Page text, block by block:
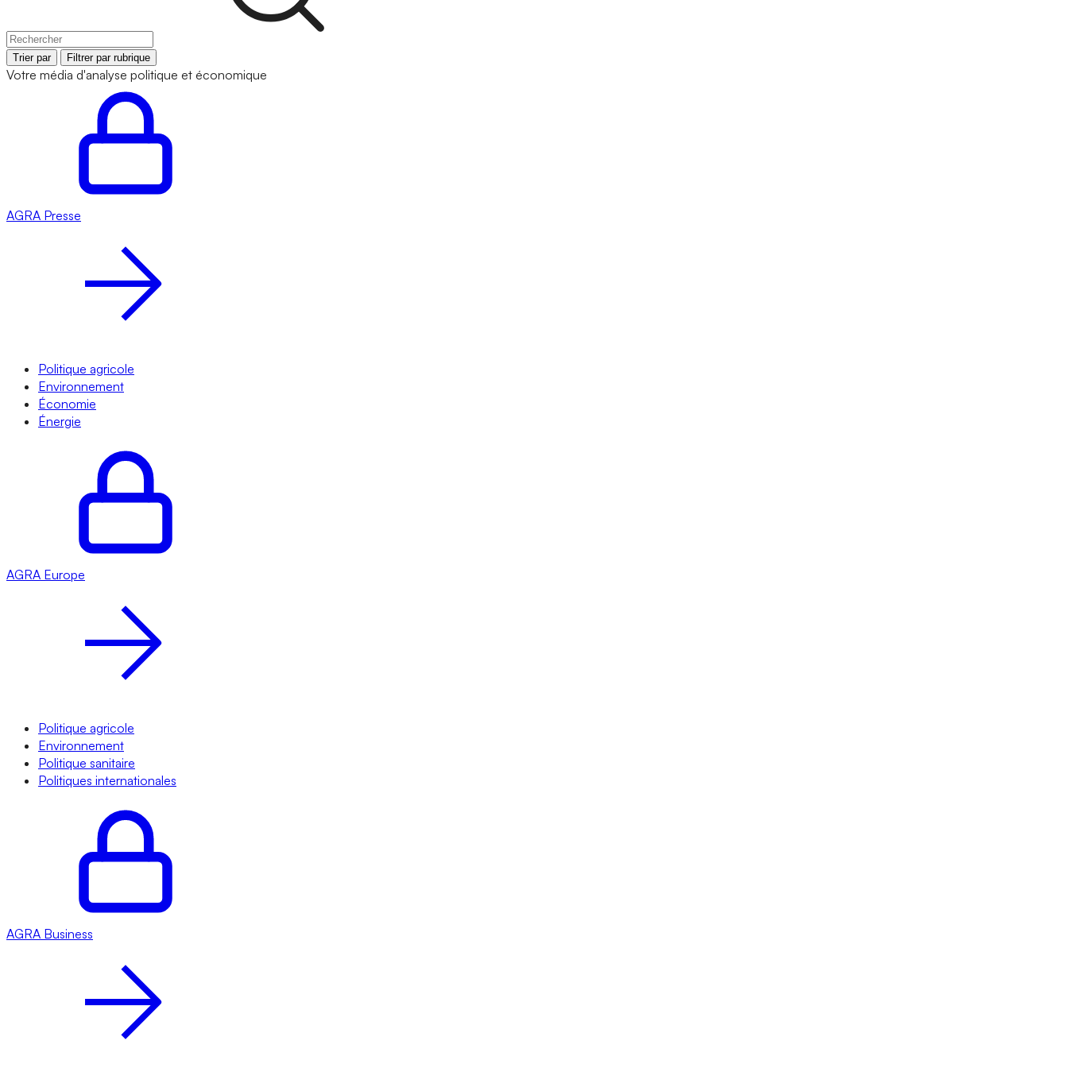
Trier par Filtrer par rubrique
Votre média d'analyse politique et économique
AGRA Presse
Politique agricole
Environnement
Économie
Énergie
AGRA Europe
Politique agricole
Environnement
Politique sanitaire
Politiques internationales
AGRA Business